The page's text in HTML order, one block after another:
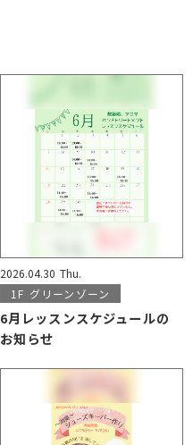
2026.04.30 Thu.
1F グリーンゾーン
6月レッスンスケジュールの
お知らせ